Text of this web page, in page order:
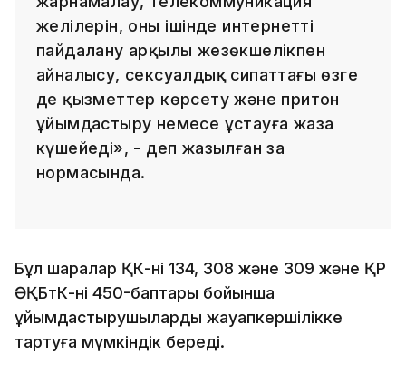
желілерін, оның ішінде интернетті
пайдалану арқылы жезөкшелікпен
айналысу, сексуалдық сипаттағы өзге
де қызметтер көрсету және притон
ұйымдастыру немесе ұстауға жаза
күшейеді», - деп жазылған заң
нормасында.
Бұл шаралар ҚК-нің 134, 308 және 309 және ҚР
ӘҚБтК-нің 450-баптары бойынша
ұйымдастырушыларды жауапкершілікке
тартуға мүмкіндік береді.